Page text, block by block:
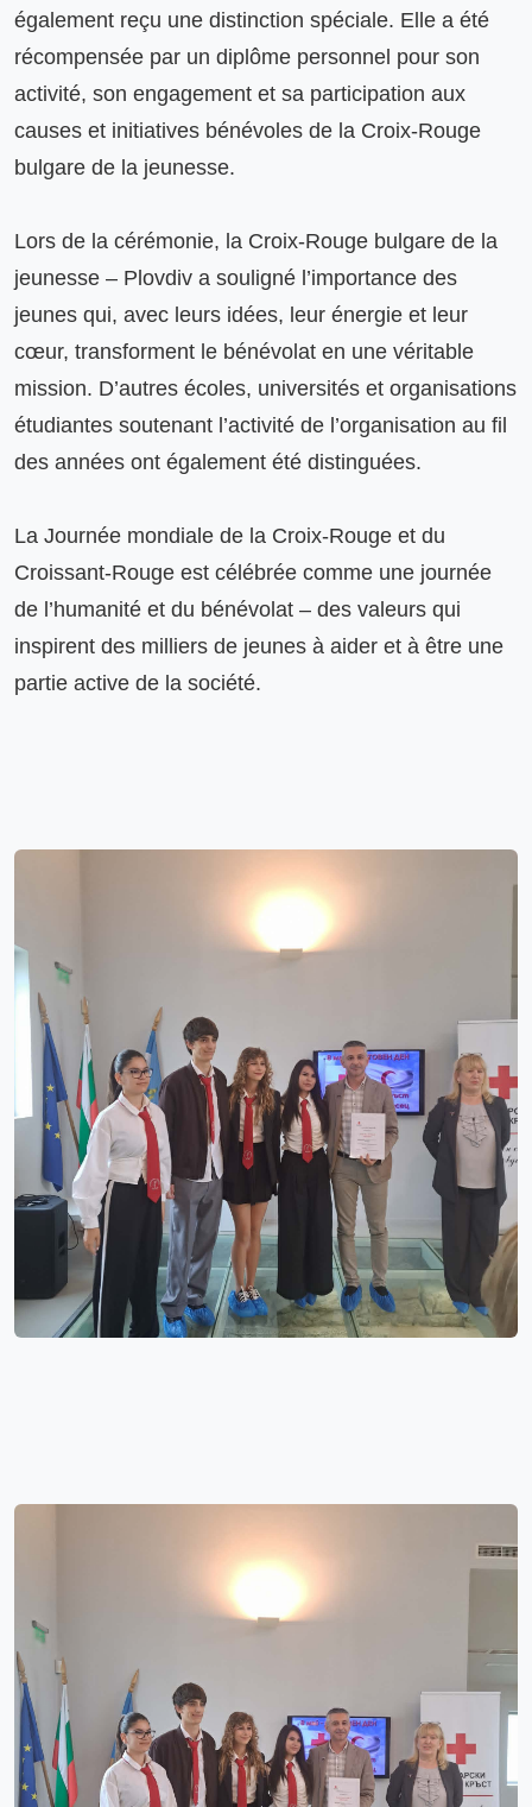
également reçu une distinction spéciale. Elle a été
récompensée par un diplôme personnel pour son
activité, son engagement et sa participation aux
causes et initiatives bénévoles de la Croix-Rouge
bulgare de la jeunesse.
Lors de la cérémonie, la Croix-Rouge bulgare de la
jeunesse – Plovdiv a souligné l’importance des
jeunes qui, avec leurs idées, leur énergie et leur
cœur, transforment le bénévolat en une véritable
mission. D’autres écoles, universités et organisations
étudiantes soutenant l’activité de l’organisation au fil
des années ont également été distinguées.
La Journée mondiale de la Croix-Rouge et du
Croissant-Rouge est célébrée comme une journée
de l’humanité et du bénévolat – des valeurs qui
inspirent des milliers de jeunes à aider et à être une
partie active de la société.